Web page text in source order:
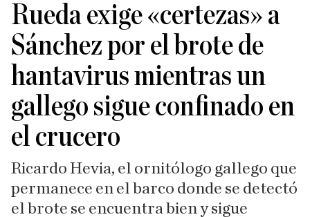
Rueda exige «certezas» a
Sánchez por el brote de
hantavirus mientras un
gallego sigue confinado en
el crucero
Ricardo Hevia, el ornitólogo gallego que
permanece en el barco donde se detectó
el brote se encuentra bien y sigue